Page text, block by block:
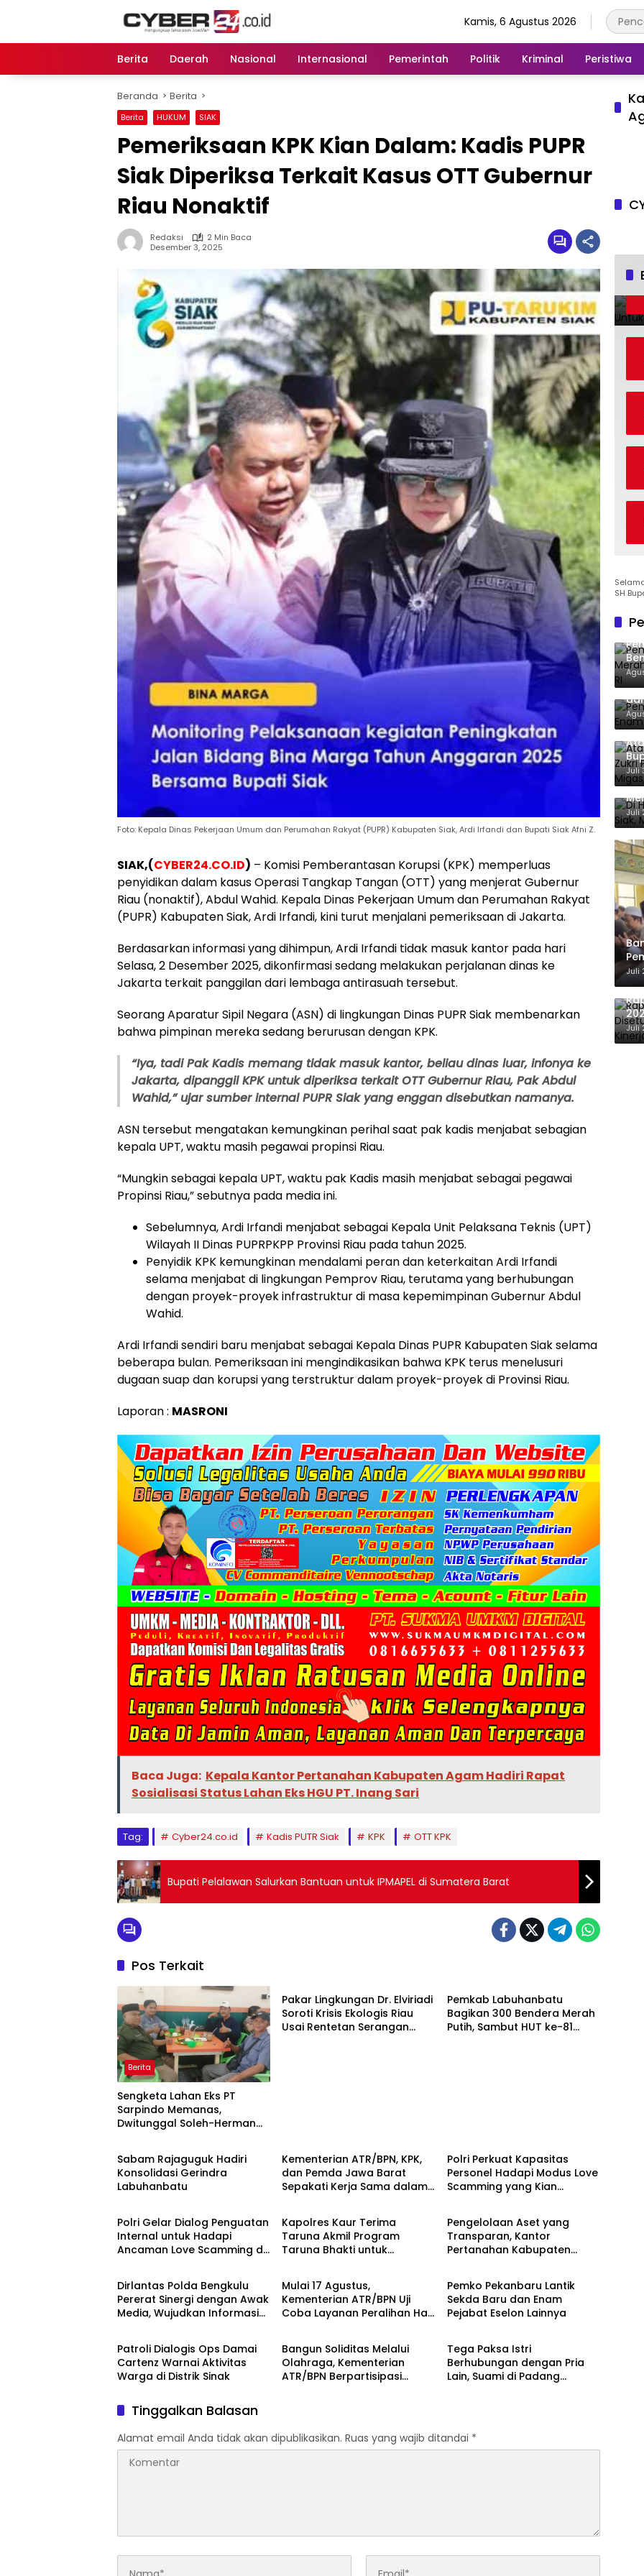
Kamis, 6 Agustus 2026
Berita Daerah Nasional Internasional Pemerintah Politik Kriminal Peristiwa
Beranda Berita
Berita HUKUM SIAK
Pemeriksaan KPK Kian Dalam: Kadis PUPR
Siak Diperiksa Terkait Kasus OTT Gubernur
Riau Nonaktif
Redaksi
2 Min Baca
Desember 3, 2025
Foto: Kepala Dinas Pekerjaan Umum dan Perumahan Rakyat (PUPR) Kabupaten Siak, Ardi Irfandi dan Bupati Siak Afni Z.
SIAK,(CYBER24.CO.ID) – Komisi Pemberantasan Korupsi (KPK) memperluas
penyidikan dalam kasus Operasi Tangkap Tangan (OTT) yang menjerat Gubernur
Riau (nonaktif), Abdul Wahid. Kepala Dinas Pekerjaan Umum dan Perumahan Rakyat
(PUPR) Kabupaten Siak, Ardi Irfandi, kini turut menjalani pemeriksaan di Jakarta.
​Berdasarkan informasi yang dihimpun, Ardi Irfandi tidak masuk kantor pada hari
Selasa, 2 Desember 2025, dikonfirmasi sedang melakukan perjalanan dinas ke
Jakarta terkait panggilan dari lembaga antirasuah tersebut.
​Seorang Aparatur Sipil Negara (ASN) di lingkungan Dinas PUPR Siak membenarkan
bahwa pimpinan mereka sedang berurusan dengan KPK.
“Iya, tadi Pak Kadis memang tidak masuk kantor, beliau dinas luar, infonya ke
Jakarta, dipanggil KPK untuk diperiksa terkait OTT Gubernur Riau, Pak Abdul
Wahid,” ujar sumber internal PUPR Siak yang enggan disebutkan namanya.
ASN tersebut mengatakan kemungkinan perihal saat pak kadis menjabat sebagian
kepala UPT, waktu masih pegawai propinsi Riau.
“Mungkin sebagai kepala UPT, waktu pak Kadis masih menjabat sebagai pegawai
Propinsi Riau,” sebutnya pada media ini.
​Sebelumnya, Ardi Irfandi menjabat sebagai Kepala Unit Pelaksana Teknis (UPT)
Wilayah II Dinas PUPRPKPP Provinsi Riau pada tahun 2025.
​Penyidik KPK kemungkinan mendalami peran dan keterkaitan Ardi Irfandi
selama menjabat di lingkungan Pemprov Riau, terutama yang berhubungan
dengan proyek-proyek infrastruktur di masa kepemimpinan Gubernur Abdul
Wahid.
​Ardi Irfandi sendiri baru menjabat sebagai Kepala Dinas PUPR Kabupaten Siak selama
beberapa bulan. Pemeriksaan ini mengindikasikan bahwa KPK terus menelusuri
dugaan suap dan korupsi yang terstruktur dalam proyek-proyek di Provinsi Riau.
Laporan : MASRONI
Baca Juga: Kepala Kantor Pertanahan Kabupaten Agam Hadiri Rapat
Sosialisasi Status Lahan Eks HGU PT. Inang Sari
Tag: Cyber24.co.id Kadis PUTR Siak KPK OTT KPK
Bupati Pelalawan Salurkan Bantuan untuk IPMAPEL di Sumatera Barat
Pos Terkait
Berita
Sengketa Lahan Eks PT
Sarpindo Memanas,
Dwitunggal Soleh-Herman
Pakar Lingkungan Dr. Elviriadi
Soroti Krisis Ekologis Riau
Usai Rentetan Serangan
Pemkab Labuhanbatu
Bagikan 300 Bendera Merah
Putih, Sambut HUT ke-81
Berita
Sabam Rajaguguk Hadiri
Konsolidasi Gerindra
Labuhanbatu
Kementerian ATR/BPN, KPK,
dan Pemda Jawa Barat
Sepakati Kerja Sama dalam
Daerah
Polri Perkuat Kapasitas
Personel Hadapi Modus Love
Scamming yang Kian
Berita
Polri Gelar Dialog Penguatan
Internal untuk Hadapi
Ancaman Love Scamming di
Berita
Kapolres Kaur Terima
Taruna Akmil Program
Taruna Bhakti untuk
Berita
Pengelolaan Aset yang
Transparan, Kantor
Pertanahan Kabupaten
Berita
Dirlantas Polda Bengkulu
Pererat Sinergi dengan Awak
Media, Wujudkan Informasi
Berita
Mulai 17 Agustus,
Kementerian ATR/BPN Uji
Coba Layanan Peralihan Hak
Berita
Pemko Pekanbaru Lantik
Sekda Baru dan Enam
Pejabat Eselon Lainnya
Berita
Patroli Dialogis Ops Damai
Cartenz Warnai Aktivitas
Warga di Distrik Sinak
Berita
Bangun Soliditas Melalui
Olahraga, Kementerian
ATR/BPN Berpartisipasi
Berita
Tega Paksa Istri
Berhubungan dengan Pria
Lain, Suami di Padang
Tinggalkan Balasan
Alamat email Anda tidak akan dipublikasikan. Ruas yang wajib ditandai *
SH
Juli
Di
Juli
Juli
Juli